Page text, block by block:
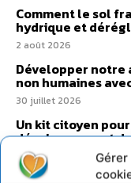
Comment le sol
hydrique et
2 août 2026
Développer notre
non humaines
30 juillet 2026
Un kit citoyen
développement
villes
29 juillet 2026